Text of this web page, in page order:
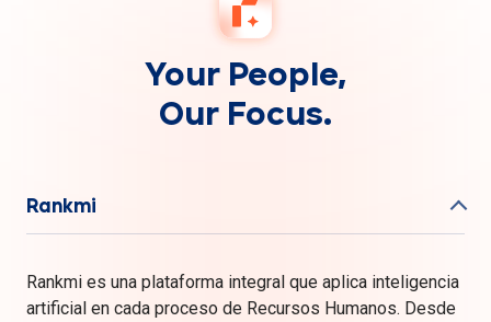
Your People,
Our Focus.
Rankmi
Rankmi es una plataforma integral que aplica inteligencia
artificial en cada proceso de Recursos Humanos. Desde